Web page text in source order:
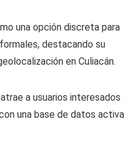
una opción discreta para
destacando su
en Culiacán.
a usuarios interesados
una base de datos activa